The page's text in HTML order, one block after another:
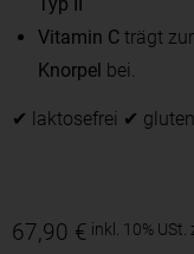
Vitamin C trägt
Knorpel bei.
✔ laktosefrei ✔
67,90 € inkl. 10% USt.